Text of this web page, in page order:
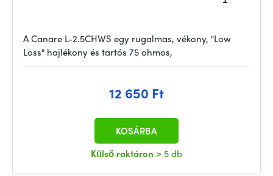
A Canare L-2.5CHWS egy rugalmas, vékony, "Low
Loss" hajlékony és tartós 75 ohmos,
12 650 Ft
Külső raktáron > 5 db
KOSÁRBA